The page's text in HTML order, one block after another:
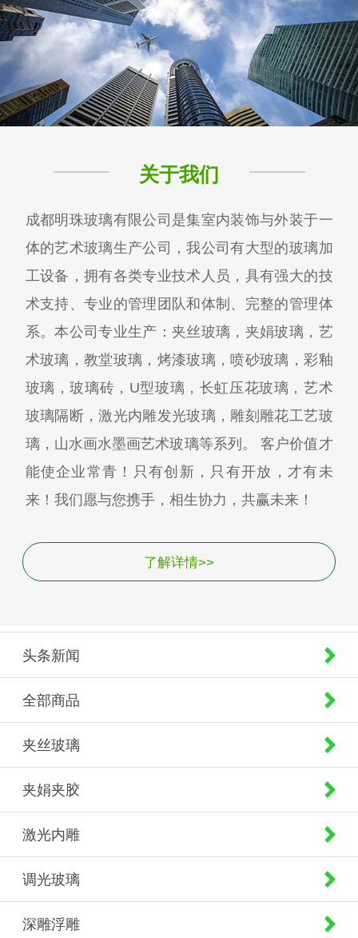
关于我们
成都明珠玻璃有限公司是集室内装饰与外装于一
体的艺术玻璃生产公司，我公司有大型的玻璃加
工设备，拥有各类专业技术人员，具有强大的技
术支持、专业的管理团队和体制、完整的管理体
系。本公司专业生产：夹丝玻璃，夹娟玻璃，艺
术玻璃，教堂玻璃，烤漆玻璃，喷砂玻璃，彩釉
玻璃，玻璃砖，U型玻璃，长虹压花玻璃，艺术
玻璃隔断，激光内雕发光玻璃，雕刻雕花工艺玻
璃，山水画水墨画艺术玻璃等系列。 客户价值才
能使企业常青！只有创新，只有开放，才有未
来！我们愿与您携手，相生协力，共赢未来！
了解详情>>
头条新闻
全部商品
夹丝玻璃
夹娟夹胶
激光内雕
调光玻璃
深雕浮雕